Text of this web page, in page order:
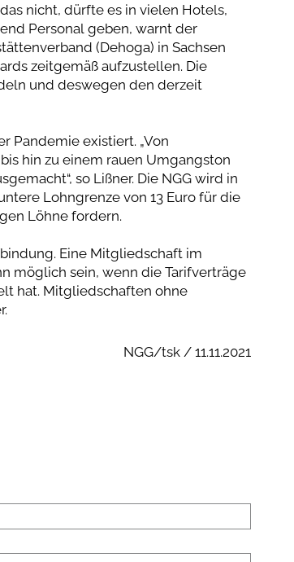
nicht, dürfte es in vielen Hotels,
Personal geben, warnt der
(Dehoga) in Sachsen
zeitgemäß aufzustellen. Die
und deswegen den derzeit
Pandemie existiert. „Von
hin zu einem rauen Umgangston
so Lißner. Die NGG wird in
Lohngrenze von 13 Euro für die
Löhne fordern.
Eine Mitgliedschaft im
möglich sein, wenn die Tarifverträge
hat. Mitgliedschaften ohne
NGG/tsk / 11.11.2021